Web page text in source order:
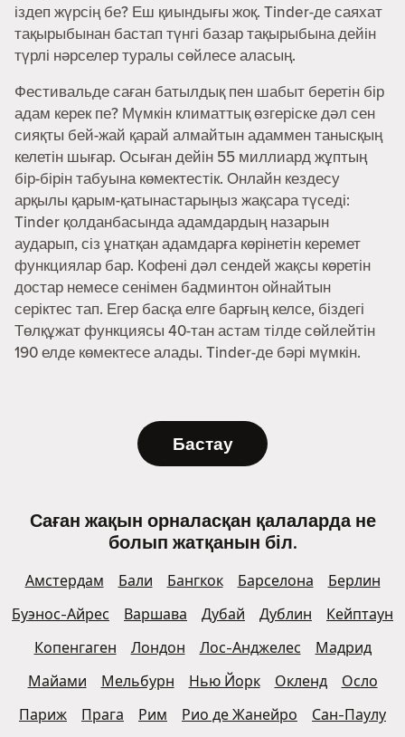
іздеп жүрсің бе? Еш қиындығы жоқ. Tinder-де саяхат
тақырыбынан бастап түнгі базар тақырыбына дейін
түрлі нәрселер туралы сөйлесе аласың.
Фестивальде саған батылдық пен шабыт беретін бір
адам керек пе? Мүмкін климаттық өзгеріске дәл сен
сияқты бей-жай қарай алмайтын адаммен танысқың
келетін шығар. Осыған дейін 55 миллиард жұптың
бір-бірін табуына көмектестік. Онлайн кездесу
арқылы қарым-қатынастарыңыз жақсара түседі:
Tinder қолданбасында адамдардың назарын
аударып, сіз ұнатқан адамдарға көрінетін керемет
функциялар бар. Кофені дәл сендей жақсы көретін
достар немесе сенімен бадминтон ойнайтын
серіктес тап. Егер басқа елге барғың келсе, біздегі
Төлқұжат функциясы 40-тан астам тілде сөйлейтін
190 елде көмектесе алады. Tinder-де бәрі мүмкін.
Бастау
Саған жақын орналасқан қалаларда не
болып жатқанын біл.
Амстердам Бали Бангкок Барселона
Берлин
Буэнос-Айрес
Варшава Дубай Дублин
Кейптаун
Копенгаген
Лондон Лос-Анджелес
Мадрид
Майами
Мельбурн Нью Йорк Окленд
Осло
Париж
Прага Рим Рио де Жанейро
Сан-Паулу